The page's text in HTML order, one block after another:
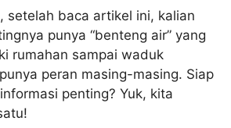
setelah baca artikel ini, kalian
punya “benteng air” yang
rumahan sampai waduk
peran masing-masing. Siap
penting? Yuk, kita